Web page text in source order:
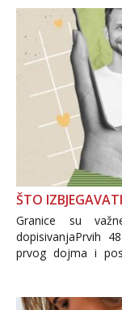
ŠTO
Granice su
dopisivanjaPrvih
prvog dojma i
Važno je
informacija, jer
povjerenje.